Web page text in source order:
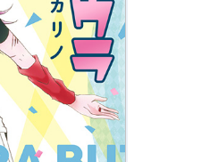
採用情報